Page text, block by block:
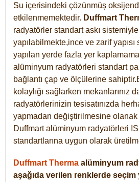
Su içerisindeki çözünmüş
etkilenmemektedir. Duffmart
radyatörler standart askı
yapılabilmekte,ince ve zarif
yapılan yerde fazla yer
alüminyum radyatörleri standart
bağlantı çap ve ölçülerine
kolaylığı sağlarken mekanlarınız
radyatörlerinizin tesisatınızda
yapmadan değiştirilmesine olanak
Duffmart alüminyum radyatörleri
standartlarına uygun olarak
Duffmart Therma alüminyum
aşağıda verilen renklerde seçim